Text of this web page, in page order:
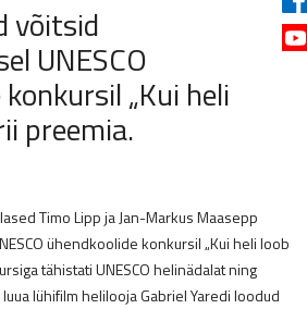
võitsid
UNESCO
„Kui heli
preemia.
Timo Lipp ja Jan-Markus Maasepp
ühendkoolide konkursil „Kui heli loob
tähistati UNESCO helinädalat ning
lühifilm helilooja Gabriel Yaredi loodud